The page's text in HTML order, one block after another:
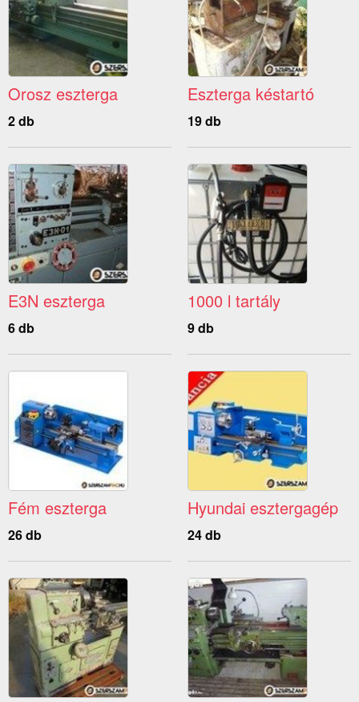
Orosz eszterga
2 db
Eszterga késtartó
19 db
E3N eszterga
6 db
1000 l tartály
9 db
Fém eszterga
26 db
Hyundai esztergagép
24 db